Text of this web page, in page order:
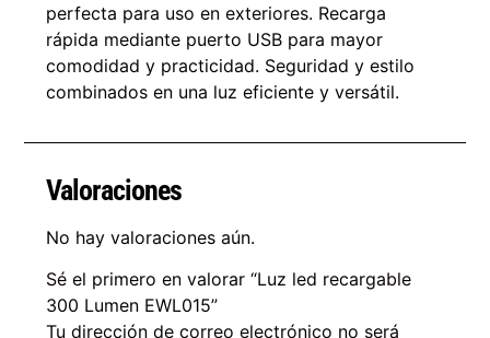
perfecta para uso en exteriores. Recarga
rápida mediante puerto USB para mayor
comodidad y practicidad. Seguridad y estilo
combinados en una luz eficiente y versátil.
Valoraciones
No hay valoraciones aún.
Sé el primero en valorar “Luz led recargable
300 Lumen EWL015”
Tu dirección de correo electrónico no será